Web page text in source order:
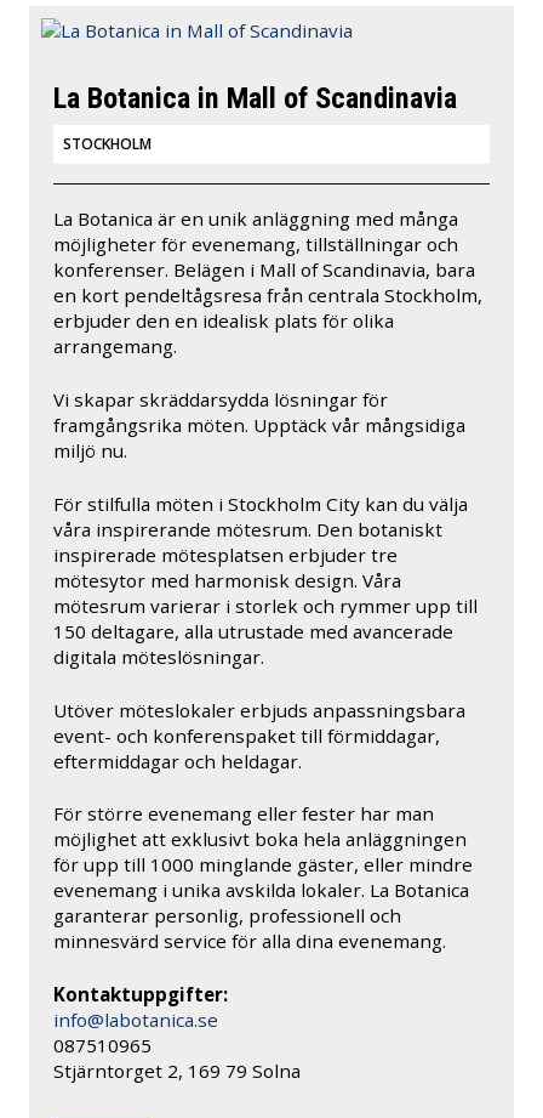
La Botanica in Mall of Scandinavia
STOCKHOLM
La Botanica är en unik anläggning med många
möjligheter för evenemang, tillställningar och
konferenser. Belägen i Mall of Scandinavia, bara
en kort pendeltågsresa från centrala Stockholm,
erbjuder den en idealisk plats för olika
arrangemang.
Vi skapar skräddarsydda lösningar för
framgångsrika möten. Upptäck vår mångsidiga
miljö nu.
För stilfulla möten i Stockholm City kan du välja
våra inspirerande mötesrum. Den botaniskt
inspirerade mötesplatsen erbjuder tre
mötesytor med harmonisk design. Våra
mötesrum varierar i storlek och rymmer upp till
150 deltagare, alla utrustade med avancerade
digitala möteslösningar.
Utöver möteslokaler erbjuds anpassningsbara
event- och konferenspaket till förmiddagar,
eftermiddagar och heldagar.
För större evenemang eller fester har man
möjlighet att exklusivt boka hela anläggningen
för upp till 1000 minglande gäster, eller mindre
evenemang i unika avskilda lokaler. La Botanica
garanterar personlig, professionell och
minnesvärd service för alla dina evenemang.
Kontaktuppgifter:
info@labotanica.se
087510965
Stjärntorget 2, 169 79 Solna